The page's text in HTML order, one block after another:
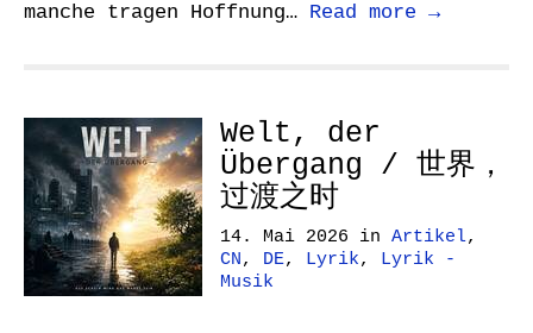
manche tragen Hoffnung… Read more →
Welt, der
Übergang / 世界，
过渡之时
14. Mai 2026 in Artikel,
CN, DE, Lyrik, Lyrik -
Musik